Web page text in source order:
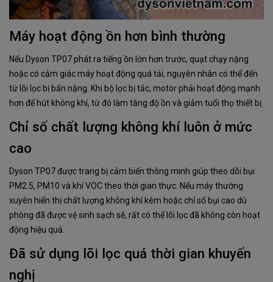
Máy hoạt động ồn hơn bình thường
Nếu Dyson TP07 phát ra tiếng ồn lớn hơn trước, quạt chạy nặng
hoặc có cảm giác máy hoạt động quá tải, nguyên nhân có thể đến
từ lõi lọc bị bẩn nặng. Khi bộ lọc bị tắc, motor phải hoạt động mạnh
hơn để hút không khí, từ đó làm tăng độ ồn và giảm tuổi thọ thiết bị.
Chỉ số chất lượng không khí luôn ở mức
cao
Dyson TP07 được trang bị cảm biến thông minh giúp theo dõi bụi
PM2.5, PM10 và khí VOC theo thời gian thực. Nếu máy thường
xuyên hiển thị chất lượng không khí kém hoặc chỉ số bụi cao dù
phòng đã được vệ sinh sạch sẽ, rất có thể lõi lọc đã không còn hoạt
động hiệu quả.
Đã sử dụng lõi lọc quá thời gian khuyến
nghị